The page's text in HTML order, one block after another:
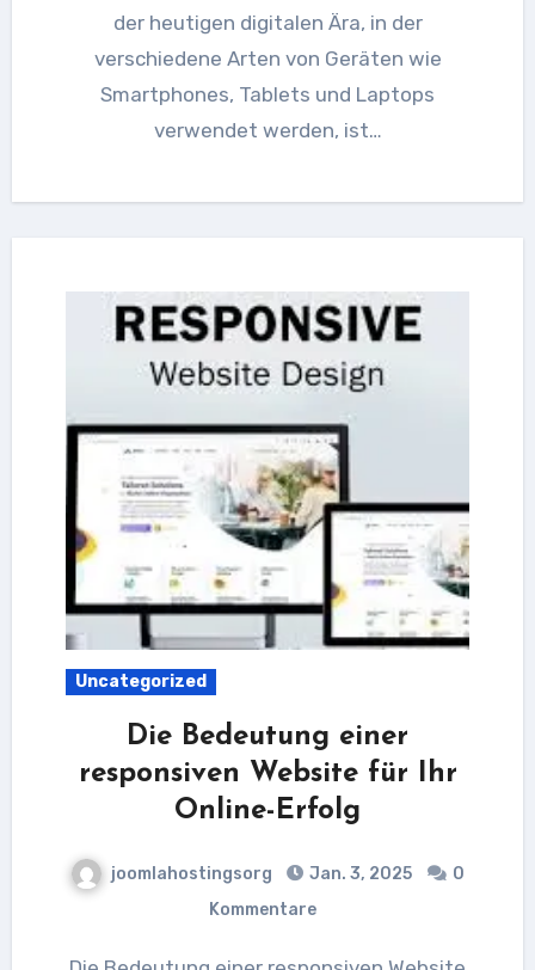
der heutigen digitalen Ära, in der
verschiedene Arten von Geräten wie
Smartphones, Tablets und Laptops
verwendet werden, ist…
Uncategorized
Die Bedeutung einer
responsiven Website für Ihr
Online-Erfolg
joomlahostingsorg Jan. 3, 2025
0
Kommentare